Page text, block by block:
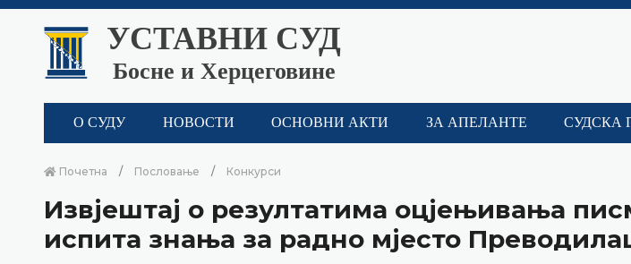
УСТАВНИ СУД
Босне и Херцеговине
О СУДУ НОВОСТИ ОСНОВНИ АКТИ ЗА АПЕЛАНТЕ СУДСКА
Почетна Пословање Конкурси
Извјештај о резултатима оцјењивања
испита знања за радно мјесто